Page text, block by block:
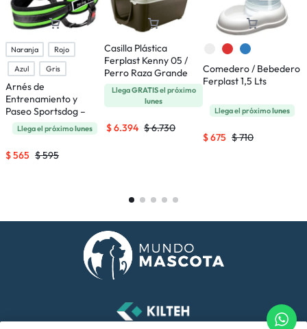
Naranja
Rojo
Azul
Gris
Arnés de
Entrenamiento y
Paseo Sportsdog –
Talle S
Llega el próximolunes
$595
$565
Casilla Plástica
Ferplast Kenny 05 /
Perro Raza Grande
LlegaGRATISel próximo
lunes
$6.730
$6.394
Comedero / Bebedero
Ferplast 1,5 Lts
Llega el próximolunes
$710
$675